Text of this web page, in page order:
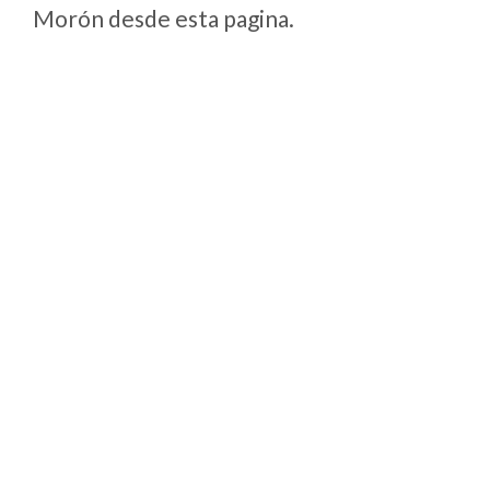
Morón desde esta pagina.